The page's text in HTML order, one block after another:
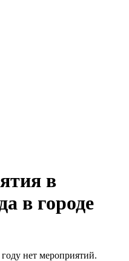
в
в городе
нет мероприятий.